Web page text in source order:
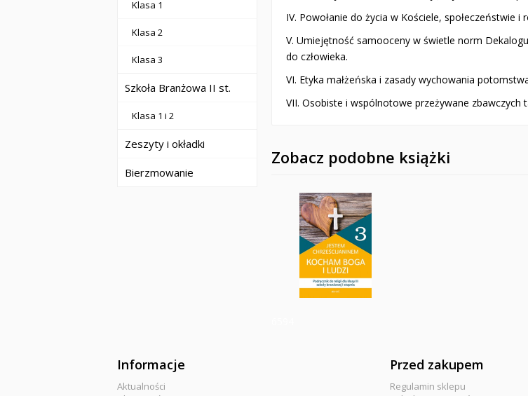
Klasa 1
Klasa 2
Klasa 3
Szkoła Branżowa II st.
Klasa 1 i 2
Zeszyty i okładki
Bierzmowanie
IV. Powołanie do życia w Kościele, społeczeństwie i
V. Umiejętność samooceny w świetle norm
do człowieka.
VI. Etyka małżeńska i zasady wychowania
VII. Osobiste i wspólnotowe przeżywane zbawczych
Zobacz podobne książki
Informacje
Aktualności
Przed zakupem
Regulamin sklepu